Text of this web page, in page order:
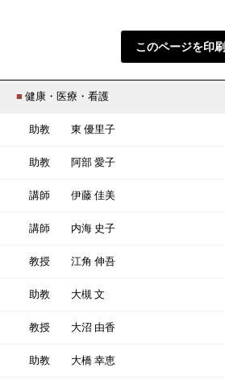
このページを印刷
■ 健康・医療・看護
助教 東 優里子
助教 阿部 愛子
講師 伊藤 佳美
講師 内海 史子
教授 江角 伸吾
助教 大槻 文
教授 大沼 由香
助教 大橋 幸恵